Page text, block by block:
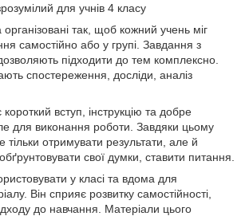
для учнів 4 класу
так, щоб кожний учень міг
самостійно або у групі. Завдання з
підходити до тем комплексно.
спостереження, досліди, аналіз
вступ, інструкцію та добре
для виконання роботи. Завдяки цьому
тільки отримувати результати, але й
свої думки, ставити питання.
у класі та вдома для
Він сприяє розвитку самостійності,
до навчання. Матеріали цього